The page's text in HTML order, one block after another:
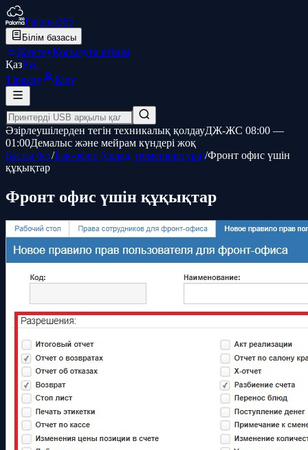
Paloma365
Білім базасы
ЖүктеуҚосылуға өтінім
ҚазРус
Тіркелу
Кіру
Әзірлеушілерден тегін техникалық қолдауДЖ-ЖС 08:00 —
01:00Демалыс және мейрам күндері жоқ
Басты бет/Бэк-офис (склад, номенклатура)/Фронт офис үшін
құқықтар
Фронт офис үшін құқықтар